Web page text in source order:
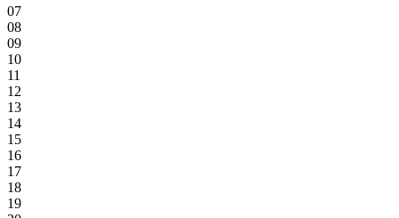
07
08
09
10
11
12
13
14
15
16
17
18
19